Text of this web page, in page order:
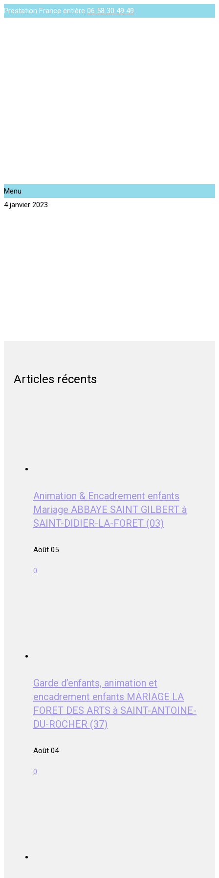
Prestation France entière 06 58 30 49 49
Menu
4 janvier 2023
Articles récents
Animation & Encadrement enfants
Mariage ABBAYE SAINT GILBERT à
SAINT-DIDIER-LA-FORET (03)
Août 05
0
Garde d’enfants, animation et
encadrement enfants MARIAGE LA
FORET DES ARTS à SAINT-ANTOINE-
DU-ROCHER (37)
Août 04
0